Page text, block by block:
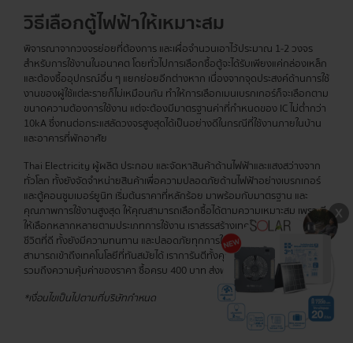
วิธีเลือกตู้ไฟฟ้าให้เหมาะสม
พิจารณาจากวงจรย่อยที่ต้องการ และเผื่อจำนวนเอาไว้ประมาณ 1-2 วงจร
สำหรับการใช้งานในอนาคต โดยทั่วไปการเลือกซื้อตู้จะได้รับเพียงแค่กล่องเหล็ก
และต้องซื้ออุปกรณ์อื่น ๆ แยกย่อยอีกต่างหาก เนื่องจากจุดประสงค์ด้านการใช้
งานของผู้ใช้แต่ละรายก็ไม่เหมือนกัน ทำให้การเลือกเมนเบรกเกอร์ก็จะเลือกตาม
ขนาดความต้องการใช้งาน แต่จะต้องมีมาตรฐานค่าที่กำหนดของ IC ไม่ต่ำกว่า
10kA ซึ่งทนต่อกระแสลัดวงจรสูงสุดได้เป็นอย่างดีในกรณีที่ใช้งานภายในบ้าน
และอาคารที่พักอาศัย
Thai Electricity ผู้ผลิต ประกอบ และจัดหาสินค้าด้านไฟฟ้าและแสงสว่างจาก
ทั่วโลก ทั้งยังจัดจำหน่ายสินค้าเพื่อความปลอดภัยด้านไฟฟ้าอย่างเบรกเกอร์
และตู้คอนซูมเมอร์ยูนิท เริ่มต้นราคาที่หลักร้อย มาพร้อมกับมาตรฐาน และ
คุณภาพการใช้งานสูงสุด ให้คุณสามารถเลือกซื้อได้ตามความเหมาะสม เพราะมี
ให้เลือกหลากหลายตามประเภทการใช้งาน เราสรรสร้างเทคโนโลยีเพื่อคุณภาพ
ชีวิตที่ดี ทั้งยังมีความทนทาน และปลอดภัยทุกการใช้งาน เพื่อให้ทุกท่าน
สามารถเข้าถึงเทคโนโลยีที่ทันสมัยได้ เราการันตีทั้งคุณภาพสินค้าอย่างดีเยี่ยม
รวมถึงความคุ้มค่าของราคา ซื้อครบ 400 บาท ส่งฟรีทุกรายการ!
*เงื่อนไขเป็นไปตามที่บริษัทกำหนด